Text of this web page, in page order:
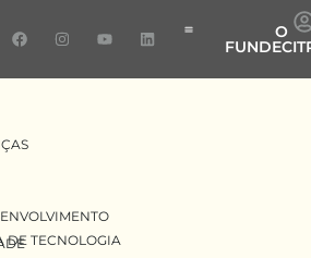
O
DE TECNOLOGIA